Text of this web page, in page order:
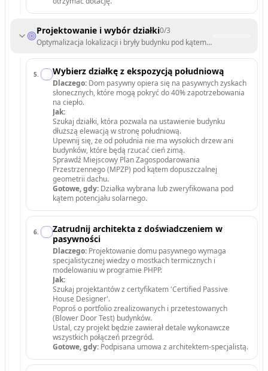
Projektowanie i wybór działki0/3
Optymalizacja lokalizacji i bryły budynku pod kątem zysków solarnych.
5. Wybierz działkę z ekspozycją południową
Dlaczego: Dom pasywny opiera się na pasywnych zyskach
słonecznych, które mogą pokryć do 40% zapotrzebowania
na ciepło.
Jak:
Szukaj działki, która pozwala na ustawienie budynku
dłuższą elewacją w stronę południową.
Upewnij się, że od południa nie ma wysokich drzew ani
budynków, które będą rzucać cień zimą.
Sprawdź Miejscowy Plan Zagospodarowania
Przestrzennego (MPZP) pod kątem dopuszczalnej
geometrii dachu.
Gotowe, gdy: Działka wybrana lub zweryfikowana pod
kątem potencjału solarnego.
6.
Zatrudnij architekta z doświadczeniem w
pasywności
Dlaczego: Projektowanie domu pasywnego wymaga
specjalistycznej wiedzy o mostkach termicznych i
modelowaniu w programie PHPP.
Jak:
Szukaj projektantów z certyfikatem 'Certified Passive
House Designer'.
Poproś o portfolio zrealizowanych i przetestowanych
(Blower Door Test) budynków.
Ustal, czy projekt będzie zawierał detale wykonawcze
wszystkich połączeń przegród.
Gotowe, gdy: Podpisana umowa z architektem-specjalistą.